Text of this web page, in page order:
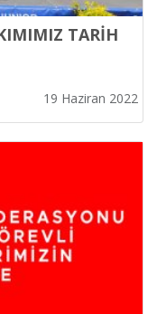
TARİH
19 Haziran 2022